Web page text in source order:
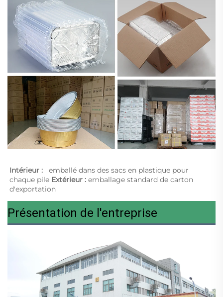
Intérieur : emballé dans des sacs en plastique pour
chaque pile Extérieur : emballage standard de carton
d'exportation
Présentation de l'entreprise